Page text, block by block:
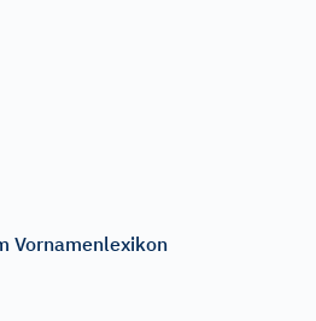
Vornamenlexikon